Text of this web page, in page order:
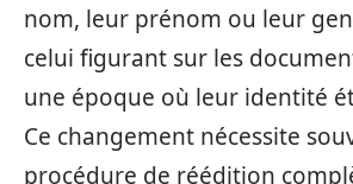
nom, leur prénom ou leur
celui figurant sur les
une époque où leur identité
Ce changement nécessite
procédure de réédition